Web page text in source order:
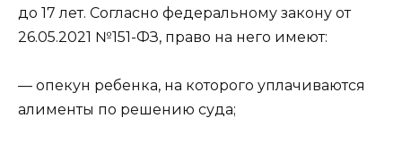
до 17 лет. Согласно федеральному закону от
26.05.2021 №151-ФЗ, право на него имеют:
— опекун ребенка, на которого уплачиваются
алименты по решению суда;